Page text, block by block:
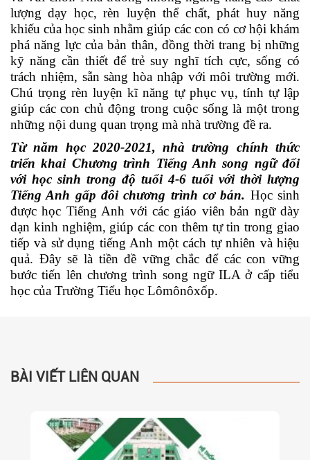
lượng dạy học, rèn luyện thể chất, phát huy năng
khiếu của học sinh nhằm giúp các con có cơ hội khám
phá năng lực của bản thân, đồng thời trang bị những
kỹ năng cần thiết để trẻ suy nghĩ tích cực, sống có
trách nhiệm, sẵn sàng hòa nhập với môi trường mới.
Chú trọng rèn luyện kĩ năng tự phục vụ, tính tự lập
giúp các con chủ động trong cuộc sống là một trong
những nội dung quan trọng mà nhà trường đề ra.
Từ năm học 2020-2021, nhà trường chính thức
triển khai Chương trình Tiếng Anh song ngữ đối
với học sinh trong độ tuổi 4-6 tuổi với thời lượng
Tiếng Anh gấp đôi chương trình cơ bản. Học sinh
được học Tiếng Anh với các giáo viên bản ngữ dày
dạn kinh nghiệm, giúp các con thêm tự tin trong giao
tiếp và sử dụng tiếng Anh một cách tự nhiên và hiệu
quả. Đây sẽ là tiền đề vững chắc để các con vững
bước tiến lên chương trình song ngữ ILA ở cấp tiểu
học của Trường Tiểu học Lômônôxốp.
BÀI VIẾT LIÊN QUAN